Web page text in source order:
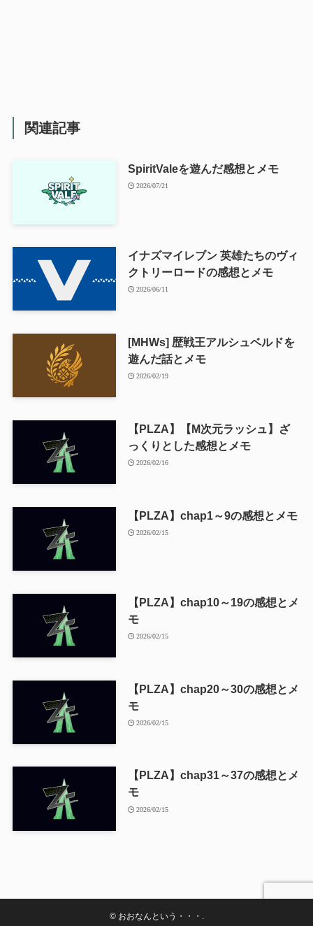
関連記事
SpiritValeを遊んだ感想とメモ
2026/07/21
イナズマイレブン 英雄たちのヴィ
クトリーロードの感想とメモ
2026/06/11
[MHWs] 歴戦王アルシュベルドを
遊んだ話とメモ
2026/02/19
【PLZA】【M次元ラッシュ】ざ
っくりとした感想とメモ
2026/02/16
【PLZA】chap1～9の感想とメモ
2026/02/15
【PLZA】chap10～19の感想とメ
モ
2026/02/15
【PLZA】chap20～30の感想とメ
モ
2026/02/15
【PLZA】chap31～37の感想とメ
モ
2026/02/15
©おおなんという・・・.